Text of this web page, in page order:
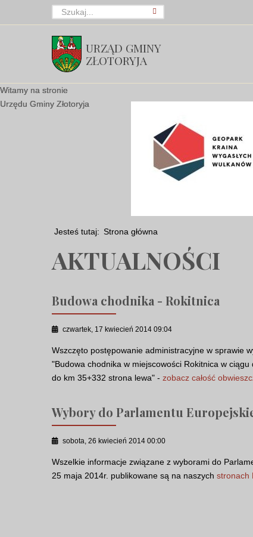
URZĄD GMINY
ZŁOTORYJA
Witamy na stronie
Urzędu Gminy Złotoryja
Witamy na stronie
Urzędu Gminy Złotoryja
Witamy na stronie
Urzędu Gminy Złotoryja
Jesteś tutaj: Strona główna
AKTUALNOŚCI
Budowa chodnika - Rokitnica
czwartek, 17 kwiecień 2014 09:04
Wszczęto postępowanie administracyjne w sprawie
"Budowa chodnika w miejscowości Rokitnica w
do km 35+332 strona lewa" - zobacz całość
Wybory do Parlamentu
sobota, 26 kwiecień 2014 00:00
Wszelkie informacje związane z wyborami do
25 maja 2014r. publikowane są na naszych stronach